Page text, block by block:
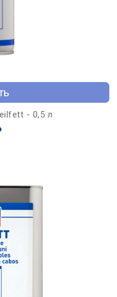
- 0,5 л